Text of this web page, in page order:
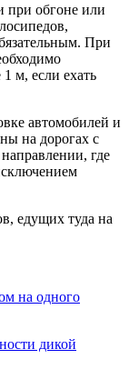
при обгоне или
При
м, если ехать
автомобилей и
на дорогах с
где
на одного
дикой